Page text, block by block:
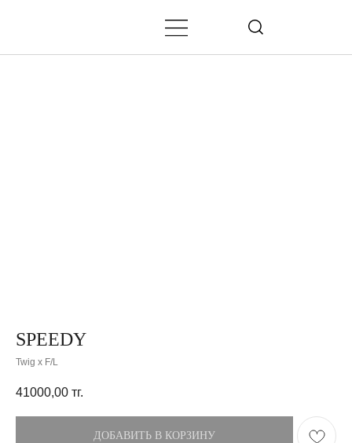
SPEEDY
Twig x F/L
41000,00 тг.
ДОБАВИТЬ В КОРЗИНУ